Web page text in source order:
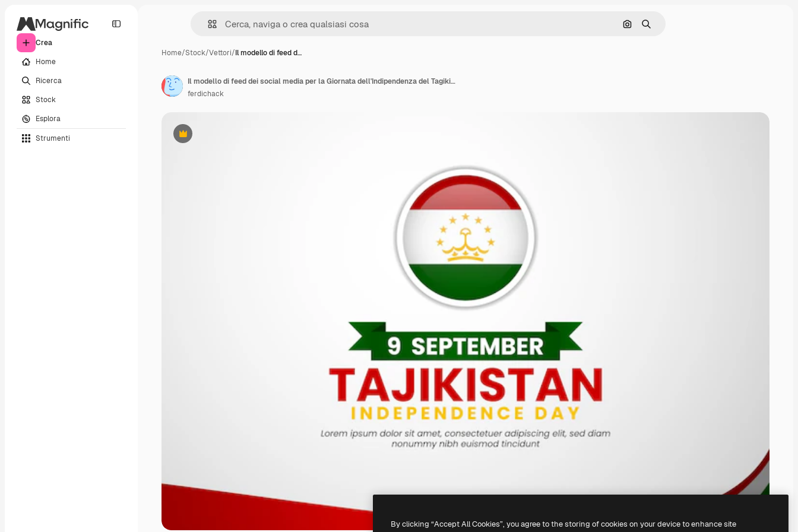
Crea
Home
Ricerca
Stock
Esplora
Strumenti
Cerca per immagine
Ricerca
Home/Stock/Vettori/Il modello di feed d…
Premium
Il modello di feed dei social media per la Giornata dell'Indipendenza del Tagikistan con la bandiera a nastro sventolato
ferdichack
By clicking “Accept All Cookies”, you agree to the storing of cookies on your device to enhance site